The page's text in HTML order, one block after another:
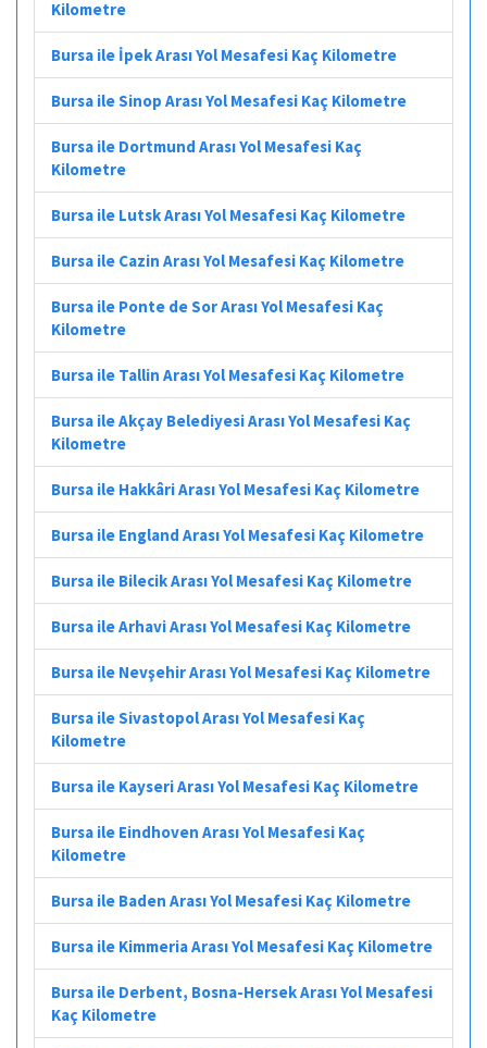
Kilometre
Bursa ile İpek Arası Yol Mesafesi Kaç Kilometre
Bursa ile Sinop Arası Yol Mesafesi Kaç Kilometre
Bursa ile Dortmund Arası Yol Mesafesi Kaç
Kilometre
Bursa ile Lutsk Arası Yol Mesafesi Kaç Kilometre
Bursa ile Cazin Arası Yol Mesafesi Kaç Kilometre
Bursa ile Ponte de Sor Arası Yol Mesafesi Kaç
Kilometre
Bursa ile Tallin Arası Yol Mesafesi Kaç Kilometre
Bursa ile Akçay Belediyesi Arası Yol Mesafesi Kaç
Kilometre
Bursa ile Hakkâri Arası Yol Mesafesi Kaç Kilometre
Bursa ile England Arası Yol Mesafesi Kaç Kilometre
Bursa ile Bilecik Arası Yol Mesafesi Kaç Kilometre
Bursa ile Arhavi Arası Yol Mesafesi Kaç Kilometre
Bursa ile Nevşehir Arası Yol Mesafesi Kaç Kilometre
Bursa ile Sivastopol Arası Yol Mesafesi Kaç
Kilometre
Bursa ile Kayseri Arası Yol Mesafesi Kaç Kilometre
Bursa ile Eindhoven Arası Yol Mesafesi Kaç
Kilometre
Bursa ile Baden Arası Yol Mesafesi Kaç Kilometre
Bursa ile Kimmeria Arası Yol Mesafesi Kaç Kilometre
Bursa ile Derbent, Bosna-Hersek Arası Yol Mesafesi
Kaç Kilometre